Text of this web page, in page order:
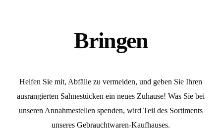
Bringen
Helfen Sie mit, Abfälle zu vermeiden, und geben Sie Ihren
ausrangierten Sahnestücken ein neues Zuhause! Was Sie bei
unseren Annahmestellen spenden, wird Teil des Sortiments
unseres Gebrauchtwaren-Kaufhauses.